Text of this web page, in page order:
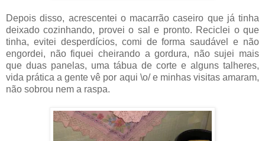
Depois disso, acrescentei o macarrão caseiro que já tinha
deixado cozinhando, provei o sal e pronto. Reciclei o que
tinha, evitei desperdícios, comi de forma saudável e não
engordei, não fiquei cheirando a gordura, não sujei mais
que duas panelas, uma tábua de corte e alguns talheres,
vida prática a gente vê por aqui \o/ e minhas visitas amaram,
não sobrou nem a raspa.